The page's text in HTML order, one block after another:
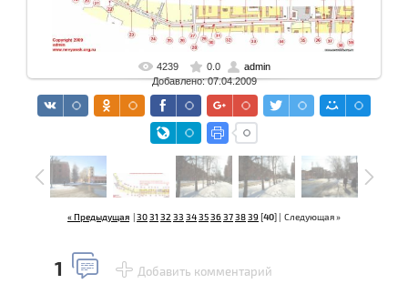
В реальном размере 1523x676 px/ 215.2 Kb
4239 0.0
admin
Добавлено: 07.04.2009
« Предыдущая |3031 32 33 343536373839 [40] | Следующая »
1 Добавить комментарий